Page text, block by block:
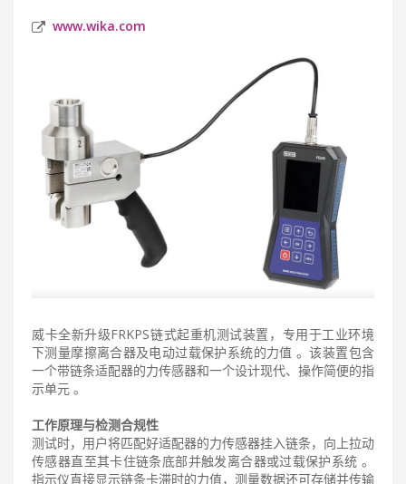
www.wika.com
威卡全新升级FRKPS链式起重机测试装置，专用于工业环境
下测量摩擦离合器及电动过载保护系统的力值 。该装置包含
一个带链条适配器的力传感器和一个设计现代、操作简便的指
示单元 。
工作原理与检测合规性
测试时，用户将匹配好适配器的力传感器挂入链条，向上拉动
传感器直至其卡住链条底部并触发离合器或过载保护系统 。
指示仪直接显示链条卡滞时的力值，测量数据还可存储并传输